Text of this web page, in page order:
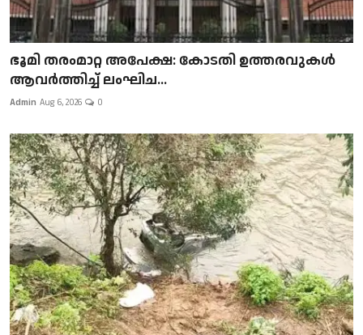
ഭൂമി തരംമാറ്റ അപേക്ഷ: കോടതി ഉത്തരവുകൾ
ആവർത്തിച്ച് ലംഘിച...
Admin Aug 6, 2026 0